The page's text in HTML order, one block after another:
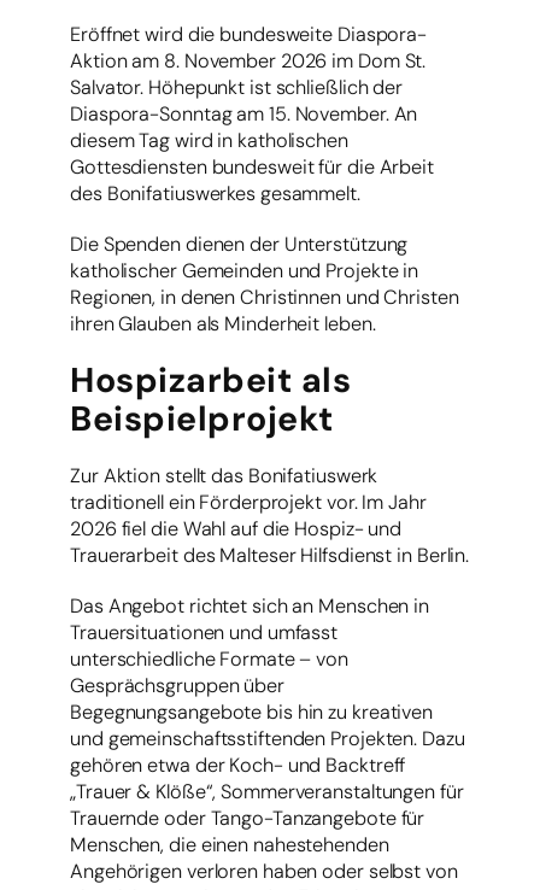
Eröffnet wird die bundesweite Diaspora-
Aktion am 8. November 2026 im Dom St.
Salvator. Höhepunkt ist schließlich der
Diaspora-Sonntag am 15. November. An
diesem Tag wird in katholischen
Gottesdiensten bundesweit für die Arbeit
des Bonifatiuswerkes gesammelt.
Die Spenden dienen der Unterstützung
katholischer Gemeinden und Projekte in
Regionen, in denen Christinnen und Christen
ihren Glauben als Minderheit leben.
Hospizarbeit als
Beispielprojekt
Zur Aktion stellt das Bonifatiuswerk
traditionell ein Förderprojekt vor. Im Jahr
2026 fiel die Wahl auf die Hospiz- und
Trauerarbeit des Malteser Hilfsdienst in Berlin.
Das Angebot richtet sich an Menschen in
Trauersituationen und umfasst
unterschiedliche Formate – von
Gesprächsgruppen über
Begegnungsangebote bis hin zu kreativen
und gemeinschaftsstiftenden Projekten. Dazu
gehören etwa der Koch- und Backtreff
„Trauer & Klöße“, Sommerveranstaltungen für
Trauernde oder Tango-Tanzangebote für
Menschen, die einen nahestehenden
Angehörigen verloren haben oder selbst von